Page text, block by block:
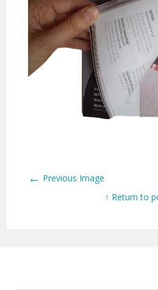
← Previous Image
↑ Return to